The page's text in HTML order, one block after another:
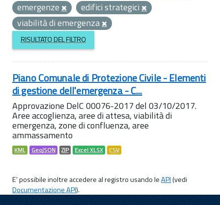
emergenze
edifici strategici
viabilità di emergenza
RISULTATO DEL FILTRO
Piano Comunale di Protezione Civile - Elementi
di gestione dell'emergenza - C...
Approvazione DelC 00076-2017 del 03/10/2017.
Aree accoglienza, aree di attesa, viabilità di
emergenza, zone di confluenza, aree
ammassamento
KML GeoJSON ZIP Excel XLSX CSV
E' possibile inoltre accedere al registro usando leAPI(vedi
Documentazione API).